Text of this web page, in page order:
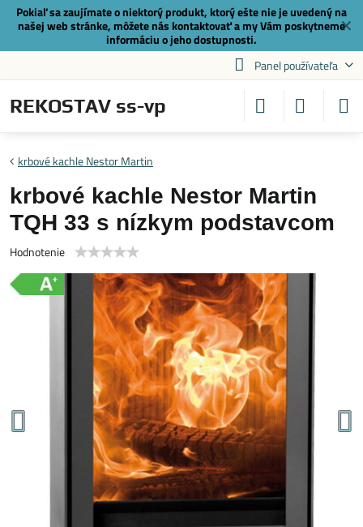
✕
Pokiaľ sa zaujímate o niektorý produkt, ktorý ešte nie je uvedený na
našej web stránke, môžete nás kontaktovaťa my Vám poskytneme
informáciu o jeho dostupnosti.
Panel používateľa
REKOSTAV ss-vp
krbové kachle Nestor Martin
krbové kachle Nestor Martin
TQH 33 s nízkym podstavcom
Hodnotenie